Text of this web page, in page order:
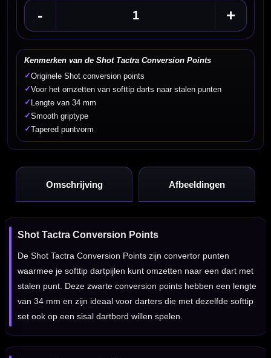
Kenmerken van de Shot Tactra Conversion Points
✓Originele Shot conversion points
✓Voor het omzetten van softtip darts naar stalen punten
✓ Lengte van 34 mm
✓Smooth griptype
✓ Tapered puntvorm
- +
Omschrijving Afbeeldingen
Shot Tactra Conversion Points
De Shot Tactra Conversion Points zijn convertor punten
waarmee je softtip dartpijlen kunt omzetten naar een dart met
stalen punt. Deze zwarte conversion points hebben een lengte
van 34 mm en zijn ideaal voor darters die met dezelfde softtip
set ook op een sisal dartbord willen spelen.